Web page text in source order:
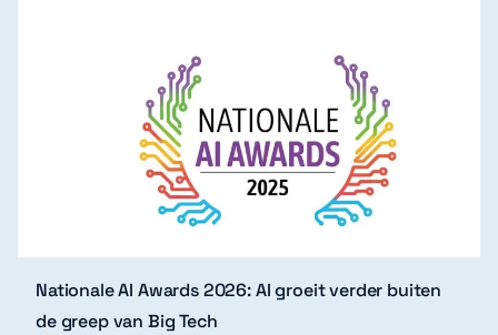
Nationale AI Awards 2026: AI groeit verder buiten
de greep van Big Tech